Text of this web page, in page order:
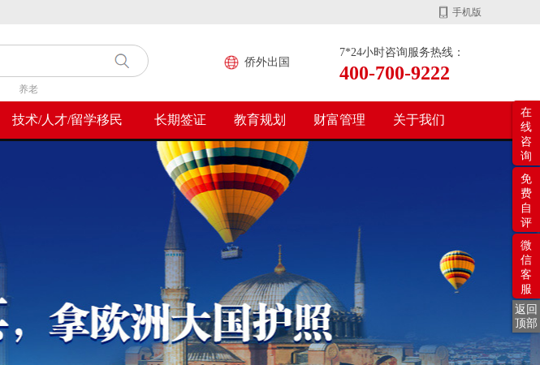
手机版
养老
侨外出国
7*24小时咨询服务热线：
400-700-9222
技术/人才/留学移民 长期签证 教育规划 财富管理 关于我们
在
线
咨
询
免
费
自
评
微
信
客
服
返回
顶部